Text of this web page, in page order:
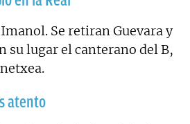
Se retiran Guevara y
su lugar el canterano del B,
atento